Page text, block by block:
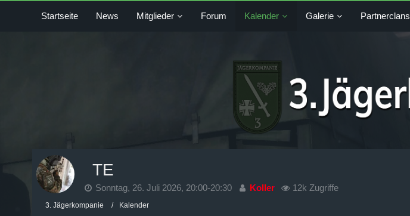
Startseite News Mitglieder Forum Kalender Galerie Partnerclans
TE
Sonntag, 26. Juli 2026, 20:00-20:30 Koller 12k Zugriffe
3. Jägerkompanie Kalender